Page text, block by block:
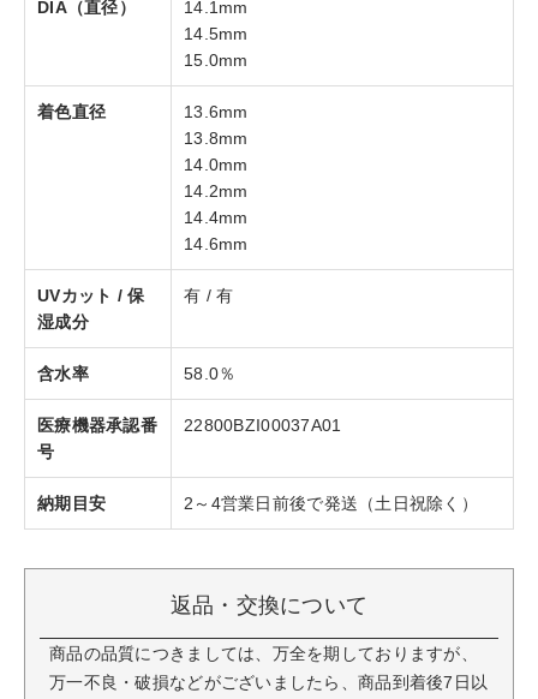
DIA（直径）
14.1mm
14.5mm
15.0mm
着色直径
13.6mm
13.8mm
14.0mm
14.2mm
14.4mm
14.6mm
UVカット / 保
湿成分
有 / 有
含水率 58.0％
医療機器承認番
号
22800BZI00037A01
納期目安 2～4営業日前後で発送（土日祝除く）
返品・交換について
商品の品質につきましては、万全を期しておりますが、
万一不良・破損などがございましたら、商品到着後7日以